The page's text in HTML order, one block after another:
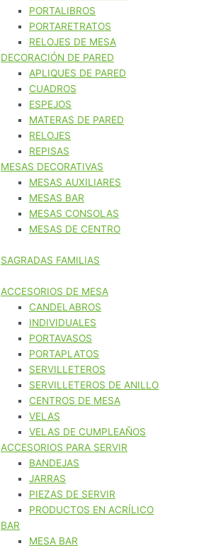
PORTALIBROS
PORTARETRATOS
RELOJES DE MESA
DECORACIÓN DE PARED
APLIQUES DE PARED
CUADROS
ESPEJOS
MATERAS DE PARED
RELOJES
REPISAS
MESAS DECORATIVAS
MESAS AUXILIARES
MESAS BAR
MESAS CONSOLAS
MESAS DE CENTRO
SAGRADAS FAMILIAS
ACCESORIOS DE MESA
CANDELABROS
INDIVIDUALES
PORTAVASOS
PORTAPLATOS
SERVILLETEROS
SERVILLETEROS DE ANILLO
CENTROS DE MESA
VELAS
VELAS DE CUMPLEAÑOS
ACCESORIOS PARA SERVIR
BANDEJAS
JARRAS
PIEZAS DE SERVIR
PRODUCTOS EN ACRÍLICO
BAR
MESA BAR